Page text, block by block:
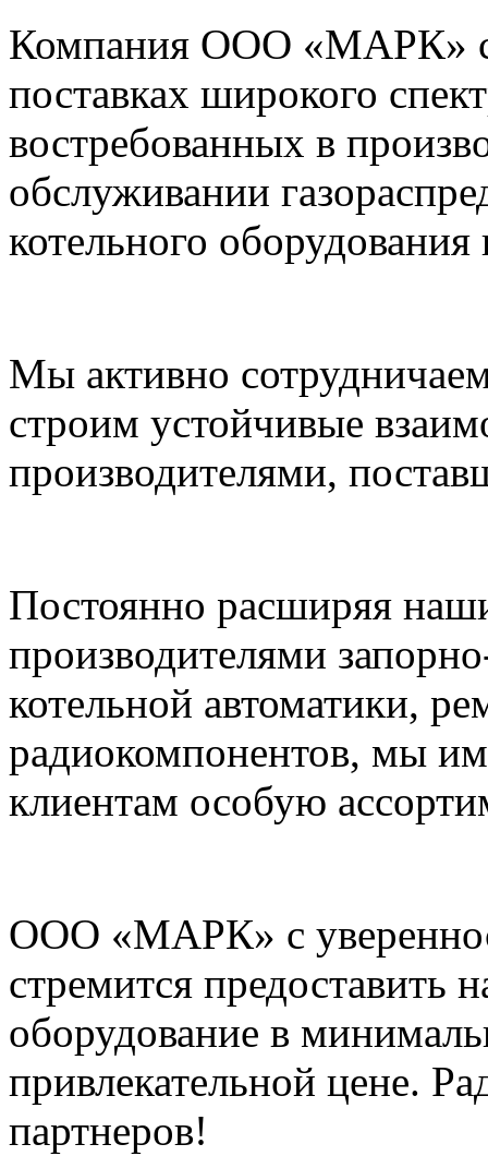
Компания ООО «МАРК» с
поставках широкого
востребованных в
обслуживании
котельного оборудования
Мы активно
строим устойчивые
производителями,
Постоянно расширяя
производителями
котельной автоматики,
радиокомпонентов, мы
клиентам особую
ООО «МАРК» с
стремится предоставить
оборудование в
привлекательной цене.
партнеров!